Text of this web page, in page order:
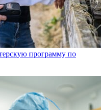
программу по